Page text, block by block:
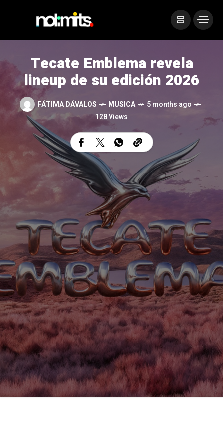
Tecate Emblema revela
lineup de su edición 2026
FÁTIMA DÁVALOS MUSICA
5 months ago
128 Views